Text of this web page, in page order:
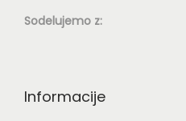
Sodelujemo z:
Informacije